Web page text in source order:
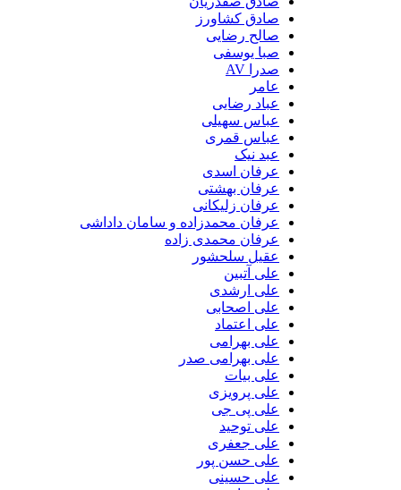
صادق کشاورز
صالح رضایی
صبا یوسفی
عباد رضایی
عباس سهیلی
عباس قمری
عبد نیک
عرفان اسدی
عرفان بهشتی
عرفان زلیکانی
عرفان محمدزاده و سامان داداشی
عرفان محمدی زاده
عقیل سلحشور
علی آتبین
علی ارشدی
علی اصحابی
علی اعتماد
علی بهرامی
علی بهرامی صدر
علی بیات
علی پرویزی
علی پی جی
علی توحید
علی جعفری
علی حسن پور
علی حسینی